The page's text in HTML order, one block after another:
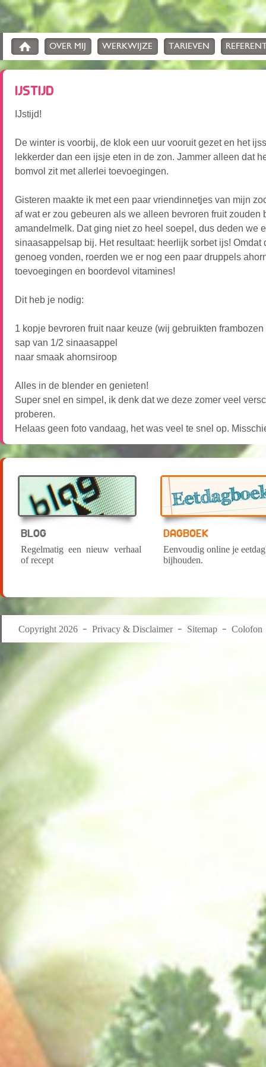
OVER MIJ WERKWIJZE TARIEVEN
IJSTIJD
IJstijd!
De winter is voorbij, de klok een uur vooruit gezet en het
lekkerder dan een ijsje eten in de zon. Jammer alleen dat
bomvol zit met allerlei toevoegingen.
Gisteren maakte ik met een paar vriendinnetjes van mijn
af wat er zou gebeuren als we alleen bevroren fruit zouden
amandelmelk. Dat ging niet zo heel soepel, dus deden we
sinaasappelsap bij. Het resultaat: heerlijk sorbet ijs! Omdat
genoeg vonden, roerden we er nog een paar druppels
toevoegingen en boordevol vitamines!
Dit heb je nodig:
1 kopje bevroren fruit naar keuze (wij gebruikten
sap van 1/2 sinaasappel
naar smaak ahornsiroop
Alles in de blender en genieten!
Super snel en simpel, ik denk dat we deze zomer veel
proberen.
Helaas geen foto vandaag, het was veel te snel op.
BLOG
Regelmatig een nieuw verhaal
of recept
DAGBOEK
Eenvoudig online je
bijhouden.
Copyright 2026 Privacy & Disclaimer Sitemap Colofon